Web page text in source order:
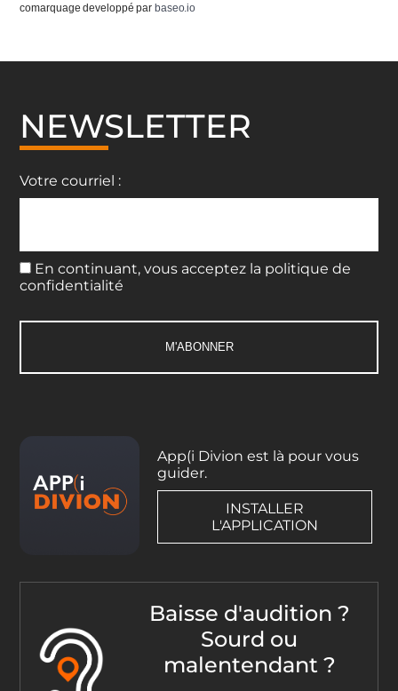
comarquage developpé par baseo.io
NEWSLETTER
Votre courriel :
En continuant, vous acceptez la politique de
confidentialité
App(i Divion est là pour vous
guider.
INSTALLER
L'APPLICATION
Baisse d'audition ?
Sourd ou
malentendant ?